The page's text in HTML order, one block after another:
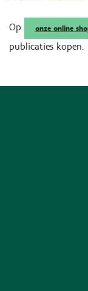
Op onze online
publicaties kopen.